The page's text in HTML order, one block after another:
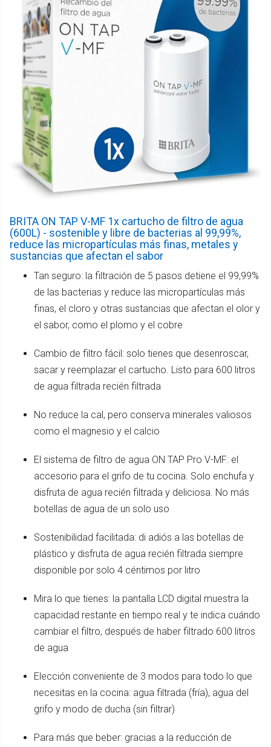
BRITA ON TAP V-MF 1x cartucho de filtro de agua
(600L) - sostenible y libre de bacterias al 99,99%,
reduce las micropartículas más finas, metales y
sustancias que afectan el sabor
Tan seguro: la filtración de 5 pasos detiene el 99,99%
de las bacterias y reduce las micropartículas más
finas, el cloro y otras sustancias que afectan el olor y
el sabor, como el plomo y el cobre
Cambio de filtro fácil: solo tienes que desenroscar,
sacar y reemplazar el cartucho. Listo para 600 litros
de agua filtrada recién filtrada
No reduce la cal, pero conserva minerales valiosos
como el magnesio y el calcio
El sistema de filtro de agua ON TAP Pro V-MF: el
accesorio para el grifo de tu cocina. Solo enchufa y
disfruta de agua recién filtrada y deliciosa. No más
botellas de agua de un solo uso
Sostenibilidad facilitada: di adiós a las botellas de
plástico y disfruta de agua recién filtrada siempre
disponible por solo 4 céntimos por litro
Mira lo que tienes: la pantalla LCD digital muestra la
capacidad restante en tiempo real y te indica cuándo
cambiar el filtro, después de haber filtrado 600 litros
de agua
Elección conveniente de 3 modos para todo lo que
necesitas en la cocina: agua filtrada (fría), agua del
grifo y modo de ducha (sin filtrar)
Para más que beber: gracias a la reducción de